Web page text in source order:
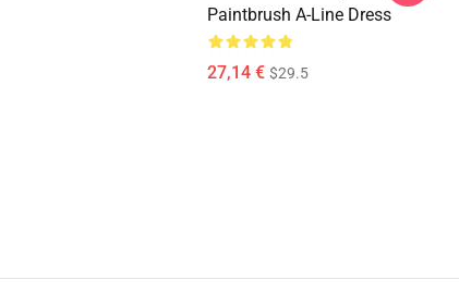
Paintbrush A-Line Dress
27,14 € $29.5